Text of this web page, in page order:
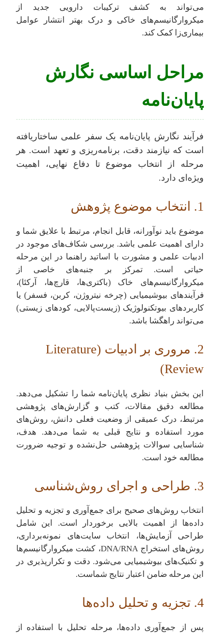
می‌تواند به کشف ترکیبات دارویی جدید از
میکروارگانیسم‌های خاکی و درک بهتر انتشار عوامل
بیماری‌زا کمک کند.
مراحل اساسی نگارش
پایان‌نامه
فرآیند نگارش پایان‌نامه یک سفر علمی ساختاریافته
است که نیازمند دقت، برنامه‌ریزی و تعهد است. هر
مرحله از انتخاب موضوع تا دفاع نهایی، اهمیت
ویژه‌ای دارد.
1. انتخاب موضوع پژوهش
موضوع باید نوآورانه، قابل انجام، مرتبط با علایق شما و
دارای اهمیت علمی باشد. بررسی شکاف‌های موجود در
ادبیات علمی و مشورت با اساتید راهنما در این مرحله
حیاتی است. تمرکز بر جنبه‌های خاصی از
میکروارگانیسم‌های خاک (باکتری‌ها، قارچ‌ها، آرکئا)،
فرآیندهای بیوشیمیایی (چرخه نیتروژن، کربن، فسفر) یا
کاربردهای بیوتکنولوژیک (زیست‌پالایی، کودهای زیستی)
می‌تواند راهگشا باشد.
2. مروری بر ادبیات (Literature
Review)
این بخش بنیاد نظری پایان‌نامه شما را تشکیل می‌دهد.
مطالعه دقیق مقالات، کتب و گزارش‌های پژوهشی
مرتبط، درک عمیقی از وضعیت فعلی دانش، روش‌های
مورد استفاده و نتایج قبلی به شما می‌دهد. هدف،
شناسایی سوالات پژوهشی حل‌نشده و توجیه ضرورت
مطالعه خود است.
3. طراحی و اجرای روش‌شناسی
انتخاب روش‌های صحیح برای جمع‌آوری و تجزیه و تحلیل
داده‌ها از اهمیت بالایی برخوردار است. این شامل
طراحی آزمایش‌ها، انتخاب سایت‌های نمونه‌برداری،
روش‌های استخراج DNA/RNA، کشت میکروارگانیسم‌ها
و تکنیک‌های بیوشیمیایی می‌شود. دقت و تکرارپذیری در
این مرحله ضامن اعتبار نتایج شماست.
4. تجزیه و تحلیل داده‌ها
پس از جمع‌آوری داده‌ها، مرحله تحلیل با استفاده از